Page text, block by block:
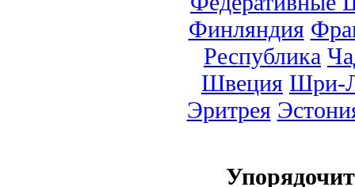
Финляндия
Республика
Швеция Шри-
Эритрея